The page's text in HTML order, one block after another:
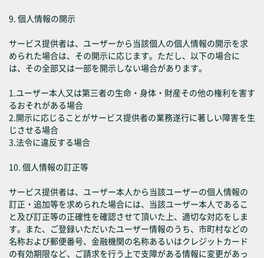
9. 個人情報の開示
サービス提供者は、ユーザーから当該個人の個人情報の開示を求
められた場合は、その開示に応じます。ただし、以下の場合に
は、その全部又は一部を開示しない場合があります。
1.ユーザー本人又は第三者の生命・身体・財産その他の権利を害す
るおそれがある場合
2.開示に応じることがサービス提供者の業務遂行に著しい障害を生
じさせる場合
3.法令に違反する場合
10. 個人情報の訂正等
サービス提供者は、ユーザー本人から当該ユーザーの個人情報の
訂正・追加等を求められた場合には、当該ユーザー本人であるこ
と及び訂正等の正確性を確認させて頂いた上、適切な対応をしま
す。また、ご登録いただいたユーザー情報のうち、市町村などの
名称および郵便番号、金融機関の名称あるいはクレジットカード
の有効期限など、ご請求を行う上で支障がある情報に変更があっ